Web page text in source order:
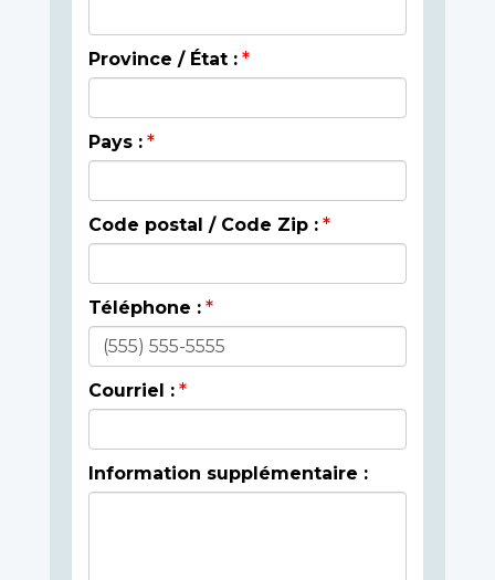
Province / État :
Pays :
Code postal / Code Zip :
Téléphone :
Courriel :
Information supplémentaire :